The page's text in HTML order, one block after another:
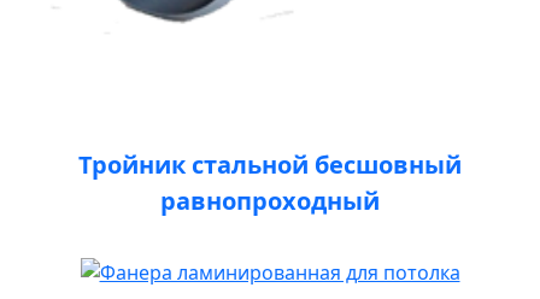
Тройник стальной бесшовный
равнопроходный